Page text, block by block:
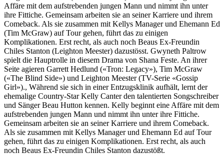
Affäre mit dem aufstrebenden jungen Mann und nimmt ihn unter
ihre Fittiche. Gemeinsam arbeiten sie an seiner Karriere und ihrem
Comeback. Als sie zusammen mit Kellys Manager und Ehemann Ed
(Tim McGraw) auf Tour gehen, führt das zu einigen
Komplikationen. Erst recht, als auch noch Beaus Ex-Freundin
Chiles Stanton (Leighton Meester) dazustösst. Gwyneth Paltrow
spielt die Hauptrolle in diesem Drama von Shana Feste. An ihrer
Seite agieren Garrett Hedlund («Tron: Legacy»), Tim McGraw
(«The Blind Side») und Leighton Meester (TV-Serie «Gossip
Girl»)., Während sie sich in einer Entzugsklinik aufhält, lernt der
ehemalige Country-Star Kelly Canter den talentierten Songschreiber
und Sänger Beau Hutton kennen. Kelly beginnt eine Affäre mit dem
aufstrebenden jungen Mann und nimmt ihn unter ihre Fittiche.
Gemeinsam arbeiten sie an seiner Karriere und ihrem Comeback.
Als sie zusammen mit Kellys Manager und Ehemann Ed auf Tour
gehen, führt das zu einigen Komplikationen. Erst recht, als auch
noch Beaus Ex-Freundin Chiles Stanton dazustößt.